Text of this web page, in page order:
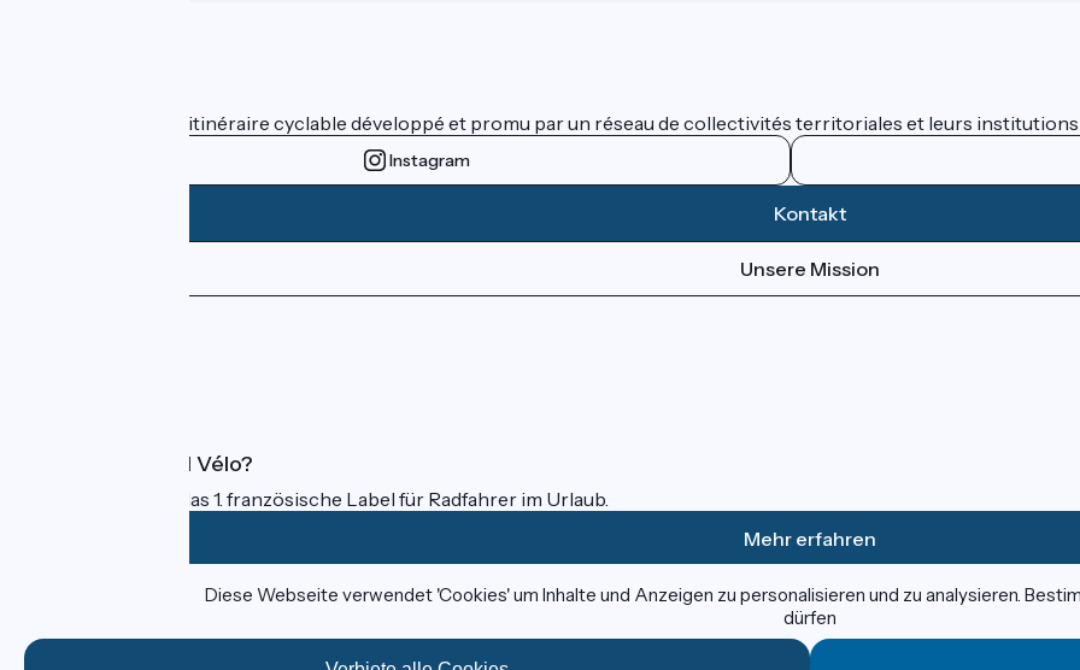
ViaRhôna est un itinéraire cyclable développé et promu par un réseau de collectivités territoriales et leurs
Instagram
Kontakt
Unsere Mission
Was ist Accueil Vélo?
Accueil Vélo ist das 1. französische Label für Radfahrer im Urlaub.
Mehr erfahren
Gefördert im Rahmen von Destination France
Diese Webseite verwendet 'Cookies' um Inhalte und Anzeigen zu personalisieren und zu analysieren.
dürfen